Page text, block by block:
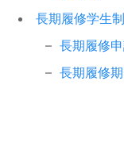
2026/05/11
2025/10/16
長期履修学生
長期履修
長期履修